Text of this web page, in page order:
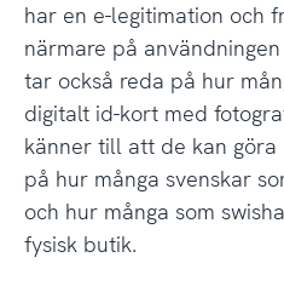
har en e-legitimation och
närmare på
tar också reda på hur
digitalt id-kort med
känner till att de kan
på hur många svenskar
och hur många som
fysisk butik.